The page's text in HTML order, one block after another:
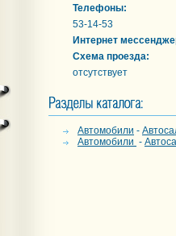
Телефоны:
53-14-53
Интернет
Схема проезда:
отсутствует
Автомобили -
Автомобили -